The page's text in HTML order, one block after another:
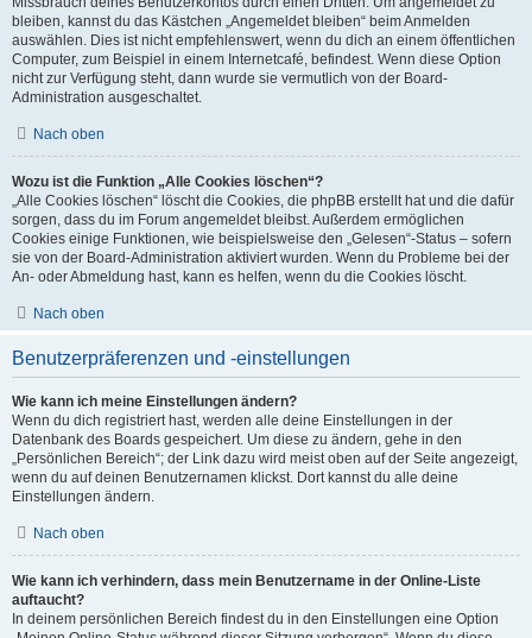
bleiben, kannst du das Kästchen „Angemeldet bleiben“ beim Anmelden
auswählen. Dies ist nicht empfehlenswert, wenn du dich an einem öffentlichen
Computer, zum Beispiel in einem Internetcafé, befindest. Wenn diese Option
nicht zur Verfügung steht, dann wurde sie vermutlich von der Board-
Administration ausgeschaltet.
Nach oben
Wozu ist die Funktion „Alle Cookies löschen“?
„Alle Cookies löschen“ löscht die Cookies, die phpBB erstellt hat und die dafür
sorgen, dass du im Forum angemeldet bleibst. Außerdem ermöglichen
Cookies einige Funktionen, wie beispielsweise den „Gelesen“-Status – sofern
sie von der Board-Administration aktiviert wurden. Wenn du Probleme bei der
An- oder Abmeldung hast, kann es helfen, wenn du die Cookies löscht.
Nach oben
Benutzerpräferenzen und -einstellungen
Wie kann ich meine Einstellungen ändern?
Wenn du dich registriert hast, werden alle deine Einstellungen in der
Datenbank des Boards gespeichert. Um diese zu ändern, gehe in den
„Persönlichen Bereich“; der Link dazu wird meist oben auf der Seite angezeigt,
wenn du auf deinen Benutzernamen klickst. Dort kannst du alle deine
Einstellungen ändern.
Nach oben
Wie kann ich verhindern, dass mein Benutzername in der Online-Liste
auftaucht?
In deinem persönlichen Bereich findest du in den Einstellungen eine Option